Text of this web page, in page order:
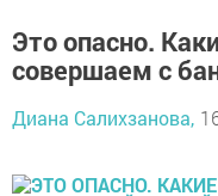
Это опасно.
совершаем с
Диана Салихзанова,